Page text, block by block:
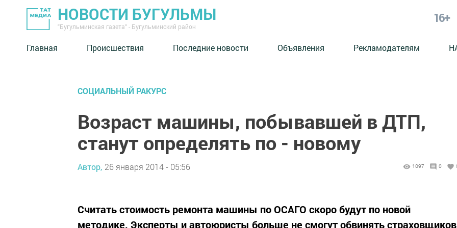
НОВОСТИ БУГУЛЬМЫ
"Бугульминская газета" - Бугульминский район
16+
Главная Происшествия Последние новости Объявления Рекламодателям
СОЦИАЛЬНЫЙ РАКУРС
Возраст машины, побывавшей в ДТП,
станут определять по - новому
Автор, 26 января 2014 - 05:56 1097 0
Считать стоимость ремонта машины по ОСАГО скоро будут по новой
методике. Эксперты и автоюристы больше не смогут обвинять страховщиков